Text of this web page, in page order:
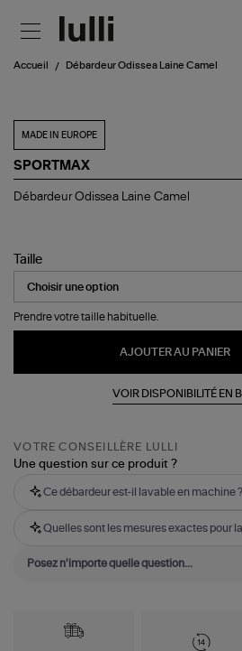
Accueil Débardeur Odissea Laine Camel
MADE IN EUROPE
SPORTMAX
Débardeur
Débardeur Odissea Laine Camel
Taille
Prendre votre taille habituelle.
AJOUTER AU PANIER
VOIR DISPONIBILITÉ EN
VOTRE CONSEILLÈRE LULLI
Une question sur ce produit ?
Ce débardeur est-il lavable en machine ?
Quelles sont les mesures exactes pour